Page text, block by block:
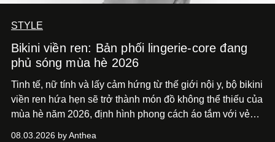
STYLE
Bikini viền ren: Bản phối lingerie-core đang
phủ sóng mùa hè 2026
Tinh tế, nữ tính và lấy cảm hứng từ thế giới nội y, bộ bikini
viền ren hứa hẹn sẽ trở thành món đồ không thể thiếu của
mùa hè năm 2026, định hình phong cách áo tắm với vẻ
08.03.2026 by Anthea